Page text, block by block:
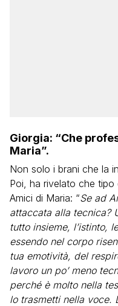
Giorgia: “Che
Maria”.
Non solo i brani che la
Poi, ha rivelato che
Amici di Maria: “Se ad
attaccata alla tecnica?
tutto insieme, l’istinto,
essendo nel corpo
tua emotività, del
lavoro un po’ meno
perché è molto nella
lo trasmetti nella voce.